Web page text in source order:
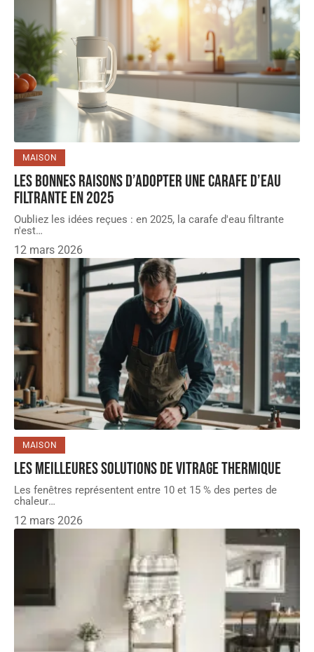
MAISON
Les bonnes raisons d’adopter une carafe d’eau
filtrante en 2025
Oubliez les idées reçues : en 2025, la carafe d'eau filtrante
n'est…
12 mars 2026
MAISON
Les meilleures solutions de vitrage thermique
Les fenêtres représentent entre 10 et 15 % des pertes de
chaleur…
12 mars 2026